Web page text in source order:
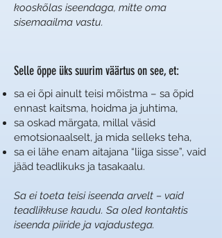
kooskõlas iseendaga, mitte oma
sisemaailma vastu.
Selle õppe üks suurim väärtus on see, et:
sa ei õpi ainult teisi mõistma – sa õpid
ennast kaitsma, hoidma ja juhtima,
sa oskad märgata, millal väsid
emotsionaalselt, ja mida selleks teha,
sa ei lähe enam aitajana “liiga sisse”, vaid
jääd teadlikuks ja tasakaalu.
Sa ei toeta teisi iseenda arvelt – vaid
teadlikkuse kaudu. Sa oled kontaktis
iseenda piiride ja vajadustega.